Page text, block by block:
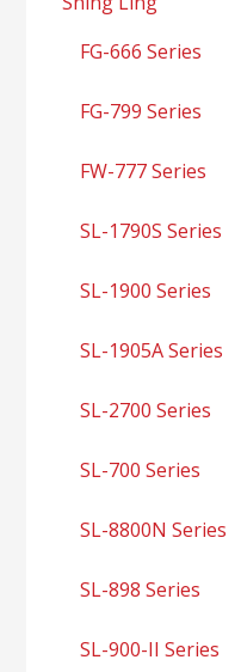
FG-666 Series
FG-799 Series
FW-777 Series
SL-1790S Series
SL-1900 Series
SL-1905A Series
SL-2700 Series
SL-700 Series
SL-8800N Series
SL-898 Series
SL-900-II Series